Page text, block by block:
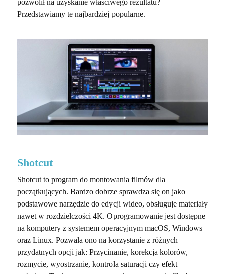
pozwolił na uzyskanie właściwego rezultatu?
Przedstawiamy te najbardziej popularne.
Shotcut
Shotcut to program do montowania filmów dla
początkujących. Bardzo dobrze sprawdza się on jako
podstawowe narzędzie do edycji wideo, obsługuje materiały
nawet w rozdzielczości 4K. Oprogramowanie jest dostępne
na komputery z systemem operacyjnym macOS, Windows
oraz Linux. Pozwala ono na korzystanie z różnych
przydatnych opcji jak: Przycinanie, korekcja kolorów,
rozmycie, wyostrzanie, kontrola saturacji czy efekt